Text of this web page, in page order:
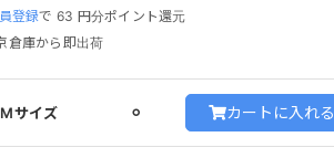
登録で 63 円分ポイント還元
倉庫から即出荷
Mサイズ ⚪︎ カートに入れる